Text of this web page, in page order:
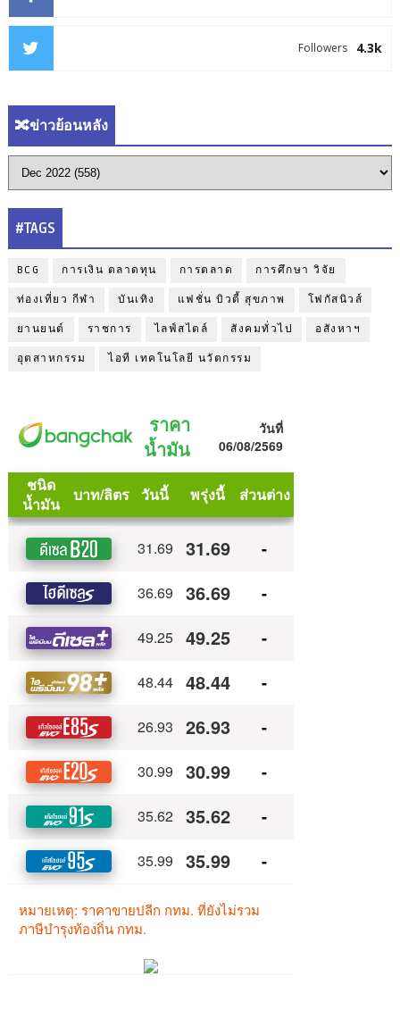
4.3k
Followers
🔀ข่าวย้อนหลัง
#TAGS
BCG การเงิน ตลาดทุน การตลาด การศึกษา วิจัย
ท่องเที่ยว กีฬา บันเทิง แฟชั่น บิวตี้ สุขภาพ โฟกัสนิวส์
ยานยนต์ ราชการ ไลฟ์สไตล์ สังคมทั่วไป อสังหาฯ
อุตสาหกรรม ไอที เทคโนโลยี นวัตกรรม